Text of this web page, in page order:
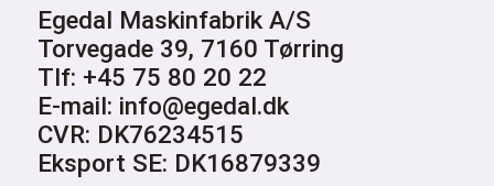
Egedal Maskinfabrik A/S
Torvegade 39, 7160 Tørring
Tlf: +45 75 80 20 22
E-mail: info@egedal.dk
CVR: DK76234515
Eksport SE: DK16879339